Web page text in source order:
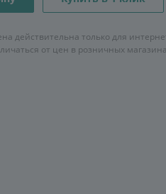
действительна только для
от цен в розничных